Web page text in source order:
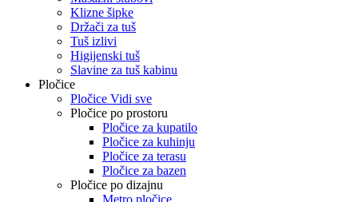
Klizne šipke
Držači za tuš
Tuš izlivi
Higijenski tuš
Slavine za tuš kabinu
Pločice
Pločice Vidi sve
Pločice po prostoru
Pločice za kupatilo
Pločice za kuhinju
Pločice za terasu
Pločice za bazen
Pločice po dizajnu
Metro pločice